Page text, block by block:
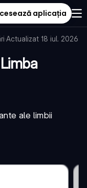
aplicația
·Actualizat 18 iul. 2026
ale limbii